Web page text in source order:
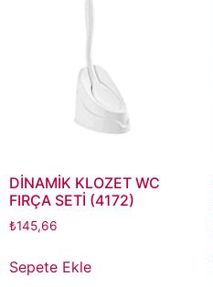
DİNAMİK KLOZET WC
FIRÇA SETİ (4172)
₺145,66
Sepete Ekle